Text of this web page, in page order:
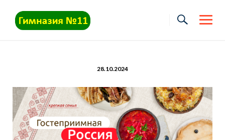
content
28.10.2024